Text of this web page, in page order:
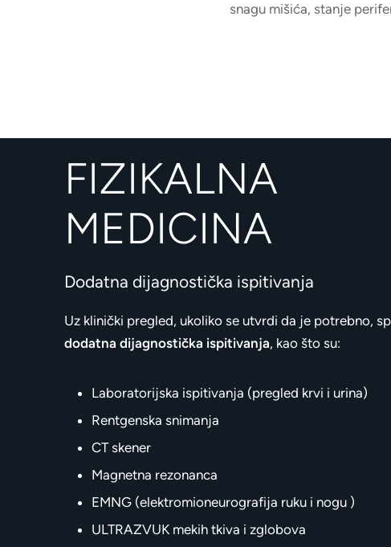
snagu mišića, stanje
FIZIKALNA
MEDICINA
Dodatna dijagnostička ispitivanja
Uz klinički pregled, ukoliko se utvrdi da je potrebno,
dodatna dijagnostička ispitivanja, kao što su:
Laboratorijska ispitivanja (pregled krvi i urina)
Rentgenska snimanja
CT skener
Magnetna rezonanca
EMNG (elektromioneurografija ruku i nogu )
ULTRAZVUK mekih tkiva i zglobova